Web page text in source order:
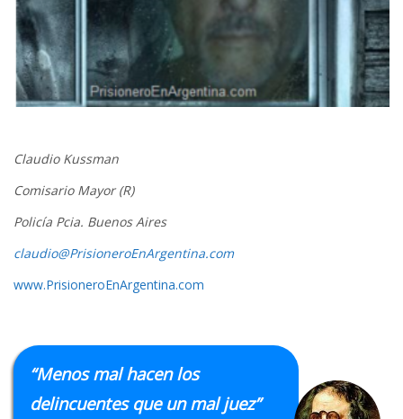
Claudio Kussman
Comisario Mayor (R)
Policía Pcia. Buenos Aires
claudio@PrisioneroEnArgentina.com
www.PrisioneroEnArgentina.com
“Menos mal hacen los
delincuentes que un mal juez”